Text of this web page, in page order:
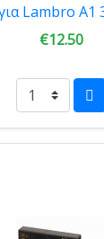
Lambro A1
€12.50